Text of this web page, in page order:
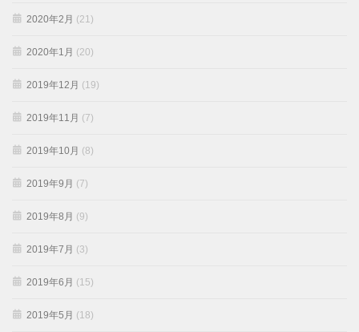
2020年2月 (21)
2020年1月 (20)
2019年12月 (19)
2019年11月 (7)
2019年10月 (8)
2019年9月 (7)
2019年8月 (9)
2019年7月 (3)
2019年6月 (15)
2019年5月 (18)